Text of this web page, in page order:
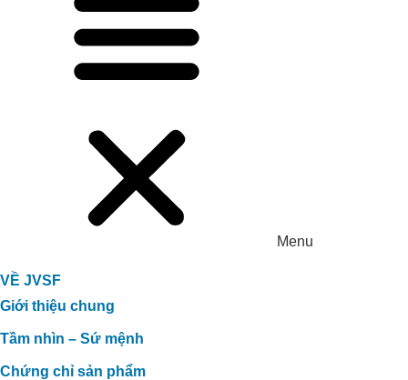
Menu
VỀ JVSF
Giới thiệu chung
Tầm nhìn – Sứ mệnh
Chứng chỉ sản phẩm